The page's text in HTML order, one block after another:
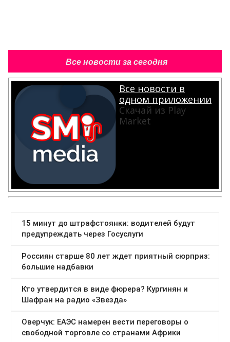
Все новости за сегодня
Все новости в
одном приложении
Скачай из Play
Market